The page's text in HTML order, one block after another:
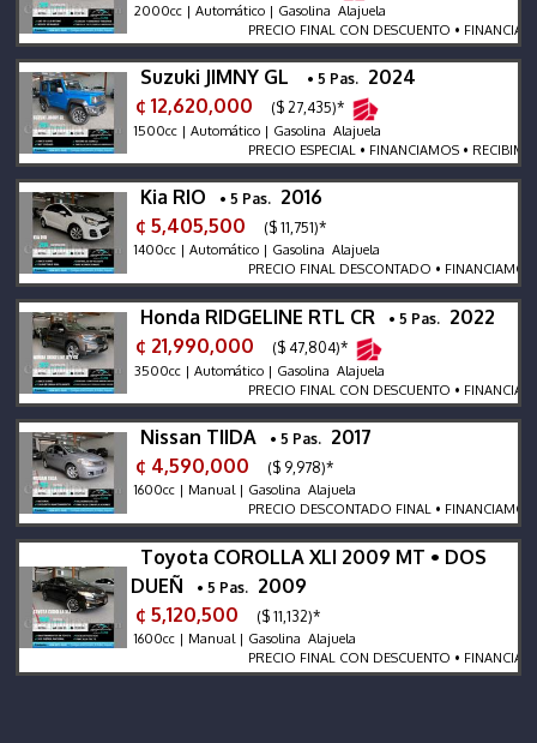
2000cc | Automático | Gasolina Alajuela
PRECIO FINAL CON DESCUENTO •
Suzuki JIMNY GL • 5 Pas. 2024
¢ 12,620,000
($ 27,435)*
1500cc | Automático | Gasolina Alajuela
PRECIO ESPECIAL • FINANCIAMOS • RECIBIMOS
Kia RIO • 5 Pas. 2016
¢ 5,405,500
($ 11,751)*
1400cc | Automático | Gasolina Alajuela
PRECIO FINAL DESCONTADO • FINANCIAMOS •
Honda RIDGELINE RTL CR • 5 Pas. 2022
¢ 21,990,000
($ 47,804)*
3500cc | Automático | Gasolina Alajuela
PRECIO FINAL CON DESCUENTO •
Nissan TIIDA • 5 Pas. 2017
¢ 4,590,000
($ 9,978)*
1600cc | Manual | Gasolina Alajuela
PRECIO DESCONTADO FINAL • FINANCIAMOS •
Toyota COROLLA XLI 2009 MT • DOS
DUEÑ
• 5 Pas. 2009
¢ 5,120,500
($ 11,132)*
1600cc | Manual | Gasolina Alajuela
PRECIO FINAL CON DESCUENTO •